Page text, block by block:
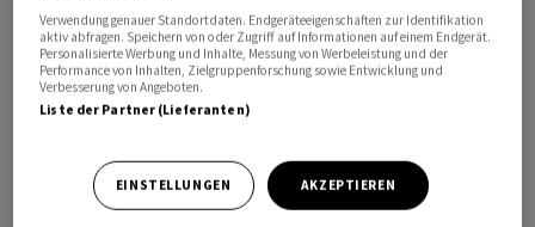
Rhein Petroleum fördert bereits Öl in dem Gebiet. Die
dafür nötige Produktionsanlage könne auch für den
neuen Erdölfund verwendet werden. Zurzeit werden
nach Angaben der Firma rund zwei Prozent des
gefördert./isa/DP/jha
Verwendung genauer Standortdaten. Endgeräteeigenschaften zur Identifikation
aktiv abfragen. Speichern von oder Zugriff auf Informationen auf einem Endgerät.
Personalisierte Werbung und Inhalte, Messung von Werbeleistung und der
Performance von Inhalten, Zielgruppenforschung sowie Entwicklung und
Verbesserung von Angeboten.
Liste der Partner (Lieferanten)
EINSTELLUNGEN AKZEPTIEREN